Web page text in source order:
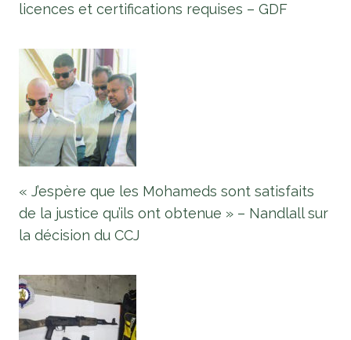
licences et certifications requises – GDF
« J’espère que les Mohameds sont satisfaits
de la justice qu’ils ont obtenue » – Nandlall sur
la décision du CCJ